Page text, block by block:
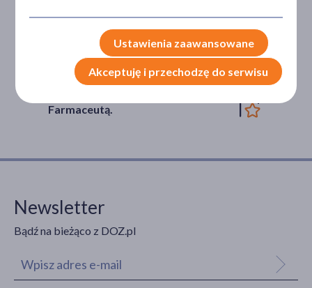
Encyklopedia leków i ziół
Wsparcie w leczeniu
Farmaceutą.
Newsletter
Bądź na bieżąco z DOZ.pl
Ustawienia zaawansowane
Akceptuję i przechodzę do serwisu